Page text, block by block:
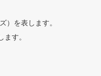
）を表します。
す。